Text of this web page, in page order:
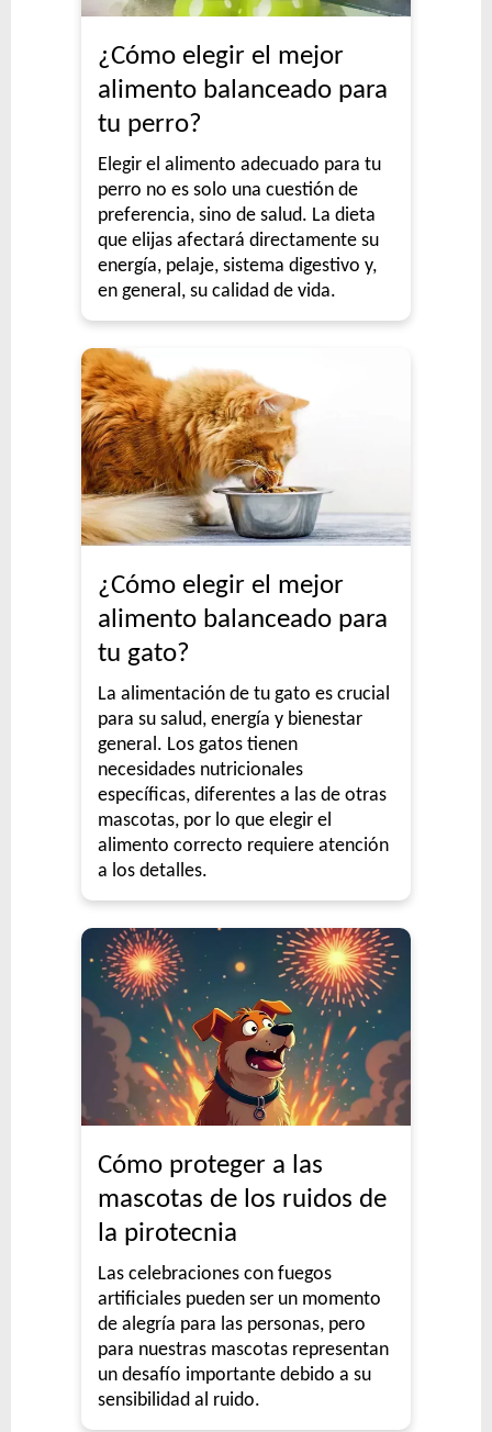
¿Cómo elegir el mejor
alimento balanceado para
tu perro?
Elegir el alimento adecuado para tu
perro no es solo una cuestión de
preferencia, sino de salud. La dieta
que elijas afectará directamente su
energía, pelaje, sistema digestivo y,
en general, su calidad de vida.
¿Cómo elegir el mejor
alimento balanceado para
tu gato?
La alimentación de tu gato es crucial
para su salud, energía y bienestar
general. Los gatos tienen
necesidades nutricionales
específicas, diferentes a las de otras
mascotas, por lo que elegir el
alimento correcto requiere atención
a los detalles.
Cómo proteger a las
mascotas de los ruidos de
la pirotecnia
Las celebraciones con fuegos
artificiales pueden ser un momento
de alegría para las personas, pero
para nuestras mascotas representan
un desafío importante debido a su
sensibilidad al ruido.